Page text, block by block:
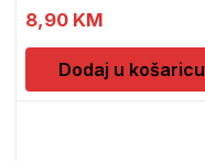
8,90 KM
Dodaj u košaricu